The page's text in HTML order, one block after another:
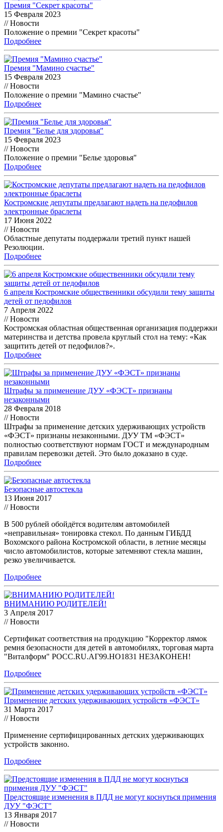
Премия "Секрет красоты"
15 Февраля 2023
// Новости
Положение о премии "Секрет красоты"
Подробнее
Премия "Мамино счастье"
15 Февраля 2023
// Новости
Положение о премии "Мамино счастье"
Подробнее
Премия "Белье для здоровья"
15 Февраля 2023
// Новости
Положение о премии "Белье здоровья"
Подробнее
Костромские депутаты предлагают надеть на педофилов
электронные браслеты
17 Июня 2022
// Новости
Областные депутаты поддержали третий пункт нашей
Резолюции.
Подробнее
6 апреля Костромские общественники обсудили тему защиты
детей от педофилов
7 Апреля 2022
// Новости
Костромская областная общественная организация поддержки
материнства и детства провела круглый стол на тему: «Как
защитить детей от педофилов?».
Подробнее
Штрафы за применение ДУУ «ФЭСТ» признаны
незаконными
28 Февраля 2018
// Новости
Штрафы за применение детских удерживающих устройств
«ФЭСТ» признаны незаконными. ДУУ ТМ «ФЭСТ»
полностью соответствуют нормам ГОСТ и международным
правилам перевозки детей. Это было доказано в суде.
Подробнее
Безопасные автостекла
13 Июня 2017
// Новости
В 500 рублей обойдётся водителям автомобилей
«неправильная» тонировка стекол. По данным ГИБДД
Вохомского района Костромской области, в летние месяцы
число автомобилистов, которые затемняют стекла машин,
резко увеличивается.
Подробнее
ВНИМАНИЮ РОДИТЕЛЕЙ!
3 Апреля 2017
// Новости
Сертификат соответствия на продукцию "Корректор лямок
ремня безопасности для детей в автомобилях, торговая марта
"Виталформ" РОСС.RU.АГ99.НО1831 НЕЗАКОНЕН!
Подробнее
Применение детских удерживающих устройств «ФЭСТ»
31 Марта 2017
// Новости
Применение сертифицированных детских удерживающих
устройств законно.
Подробнее
Предстоящие изменения в ПДД не могут коснуться примения
ДУУ "ФЭСТ"
13 Января 2017
// Новости